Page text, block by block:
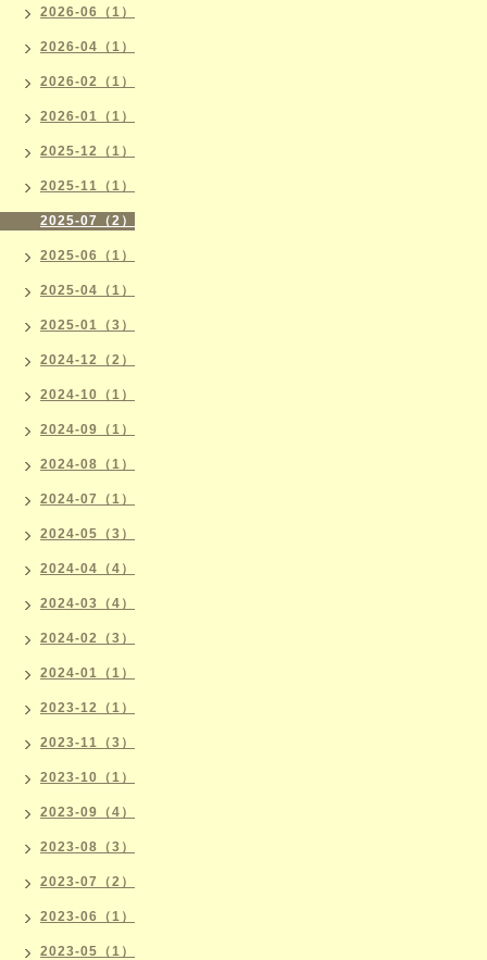
2026-06（1）
2026-04（1）
2026-02（1）
2026-01（1）
2025-12（1）
2025-11（1）
2025-07（2）
2025-06（1）
2025-04（1）
2025-01（3）
2024-12（2）
2024-10（1）
2024-09（1）
2024-08（1）
2024-07（1）
2024-05（3）
2024-04（4）
2024-03（4）
2024-02（3）
2024-01（1）
2023-12（1）
2023-11（3）
2023-10（1）
2023-09（4）
2023-08（3）
2023-07（2）
2023-06（1）
2023-05（1）